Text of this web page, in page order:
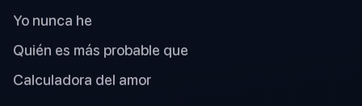
Yo nunca he
Quién es más probable que
Calculadora del amor